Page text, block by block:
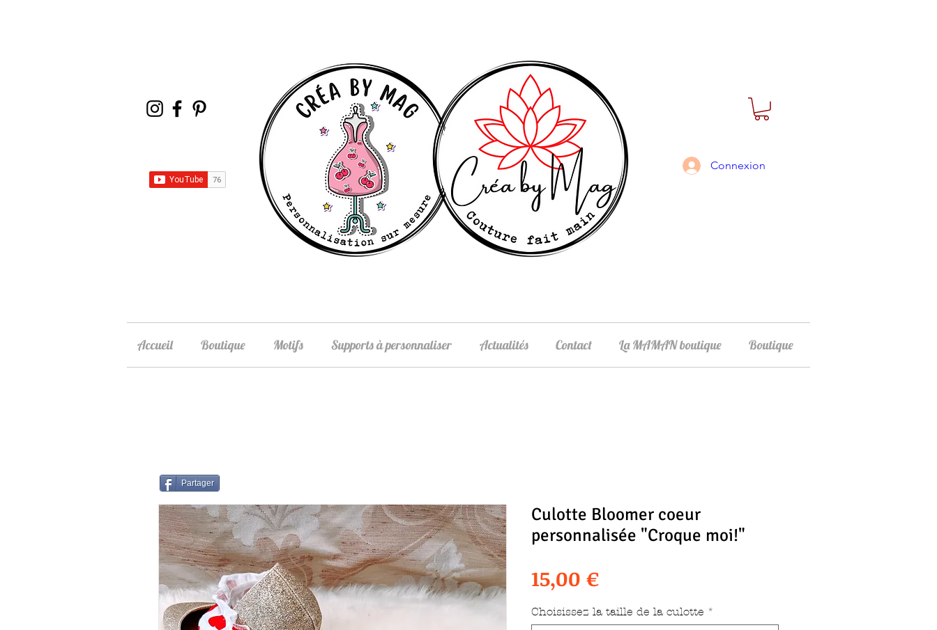
Connexion
Accueil Boutique Motifs Supports à personnaliser Actualités Contact La MAMAN boutique Boutique
Culotte Bloomer coeur
personnalisée "Croque moi!"
15,00 €Prix
Choisissez la taille de la culotte *
Partager